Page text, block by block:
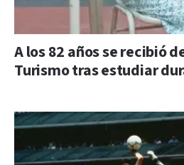
A los 82 años se recibió
Turismo tras estudiar